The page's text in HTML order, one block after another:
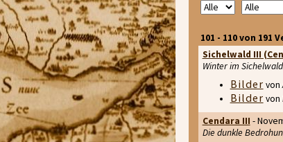
101 - 110 von 191
Sichelwald III
Winter im Sichelwald
Bilder von
Bilder von
Cendara III -
Die dunkle